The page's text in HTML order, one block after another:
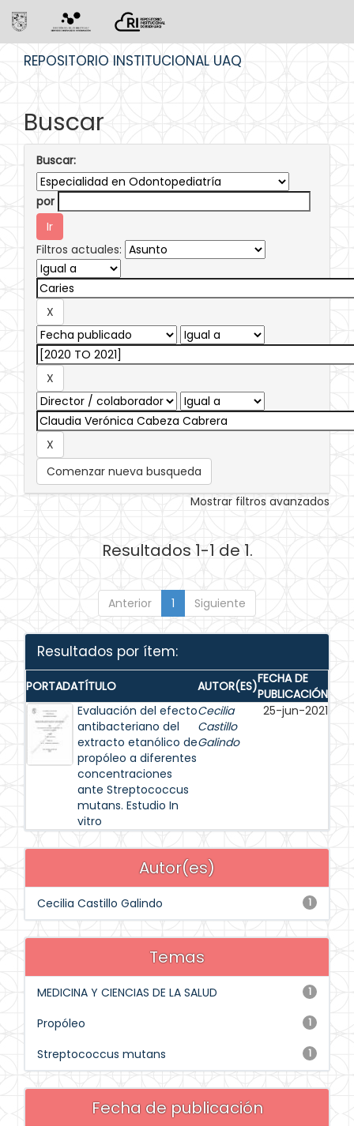
REPOSITORIO INSTITUCIONAL UAQ
Buscar
Buscar:
por
Filtros actuales:
Comenzar nueva busqueda
Mostrar filtros avanzados
Resultados 1-1 de 1.
Anterior 1 Siguiente
Resultados por ítem:
PORTADATÍTULO AUTOR(ES)FECHA DE
PUBLICACIÓN
Evaluación del efecto
antibacteriano del
extracto etanólico de
propóleo a diferentes
concentraciones
ante Streptococcus
mutans. Estudio In
vitro
Cecilia
Castillo
Galindo
25-jun-2021
Autor(es)
1
Cecilia Castillo Galindo
Temas
1
MEDICINA Y CIENCIAS DE LA SALUD
1
Propóleo
1
Streptococcus mutans
Fecha de publicación